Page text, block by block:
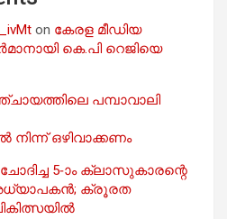
on കേരള മീഡിയ
കെ.പി റെജിയെ
പമ്പാവാലി
ഒഴിവാക്കണം
5-ാം ക്ലാസുകാരന്റെ
ക്രൂരത